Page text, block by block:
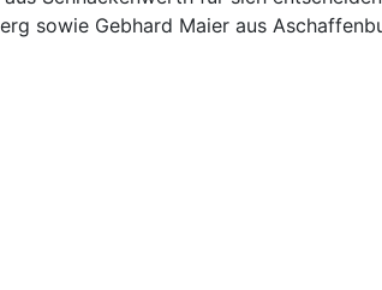
sowie Gebhard Maier aus